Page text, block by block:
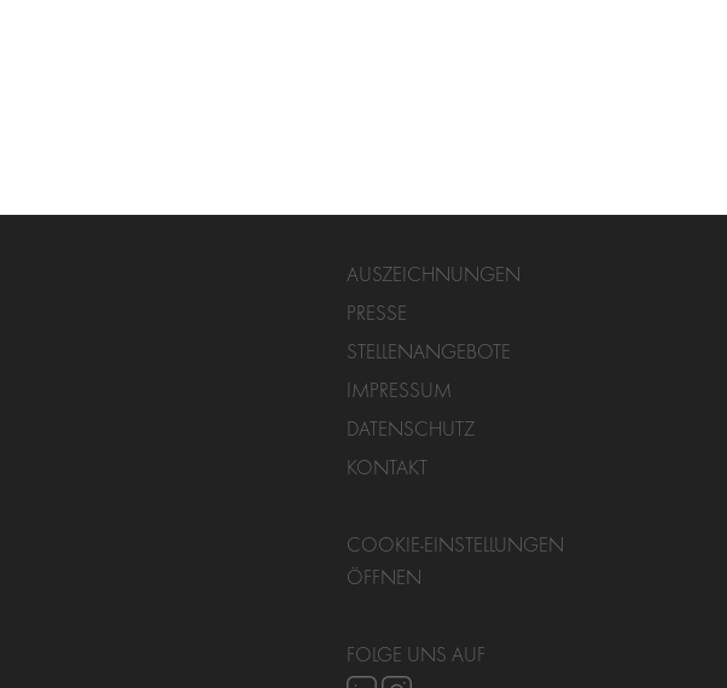
AUSZEICHNUNGEN
PRESSE
STELLENANGEBOTE
IMPRESSUM
DATENSCHUTZ
KONTAKT
COOKIE-EINSTELLUNGEN
ÖFFNEN
FOLGE UNS AUF